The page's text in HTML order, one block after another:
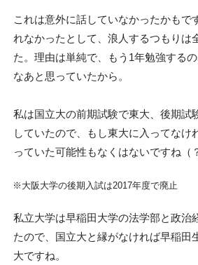
これは意外に話していなかったかもで
れなかったとして、浪人するつもりは
た。理由は単純で、もう1年勉強する
なあと思っていたから。
私は国立大の前期試験で東大、後期試
していたので、もし東大に入ってなけ
っていた可能性もなくはないですね（
※大阪大学の後期入試は2017年度で廃止
私立大学は早稲田大学の法学部と政治
たので、国立大と縁がなければ早稲田
大ですね。